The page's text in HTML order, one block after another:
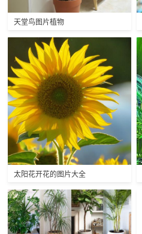
天堂鸟图片植物
太阳花开花的图片大全